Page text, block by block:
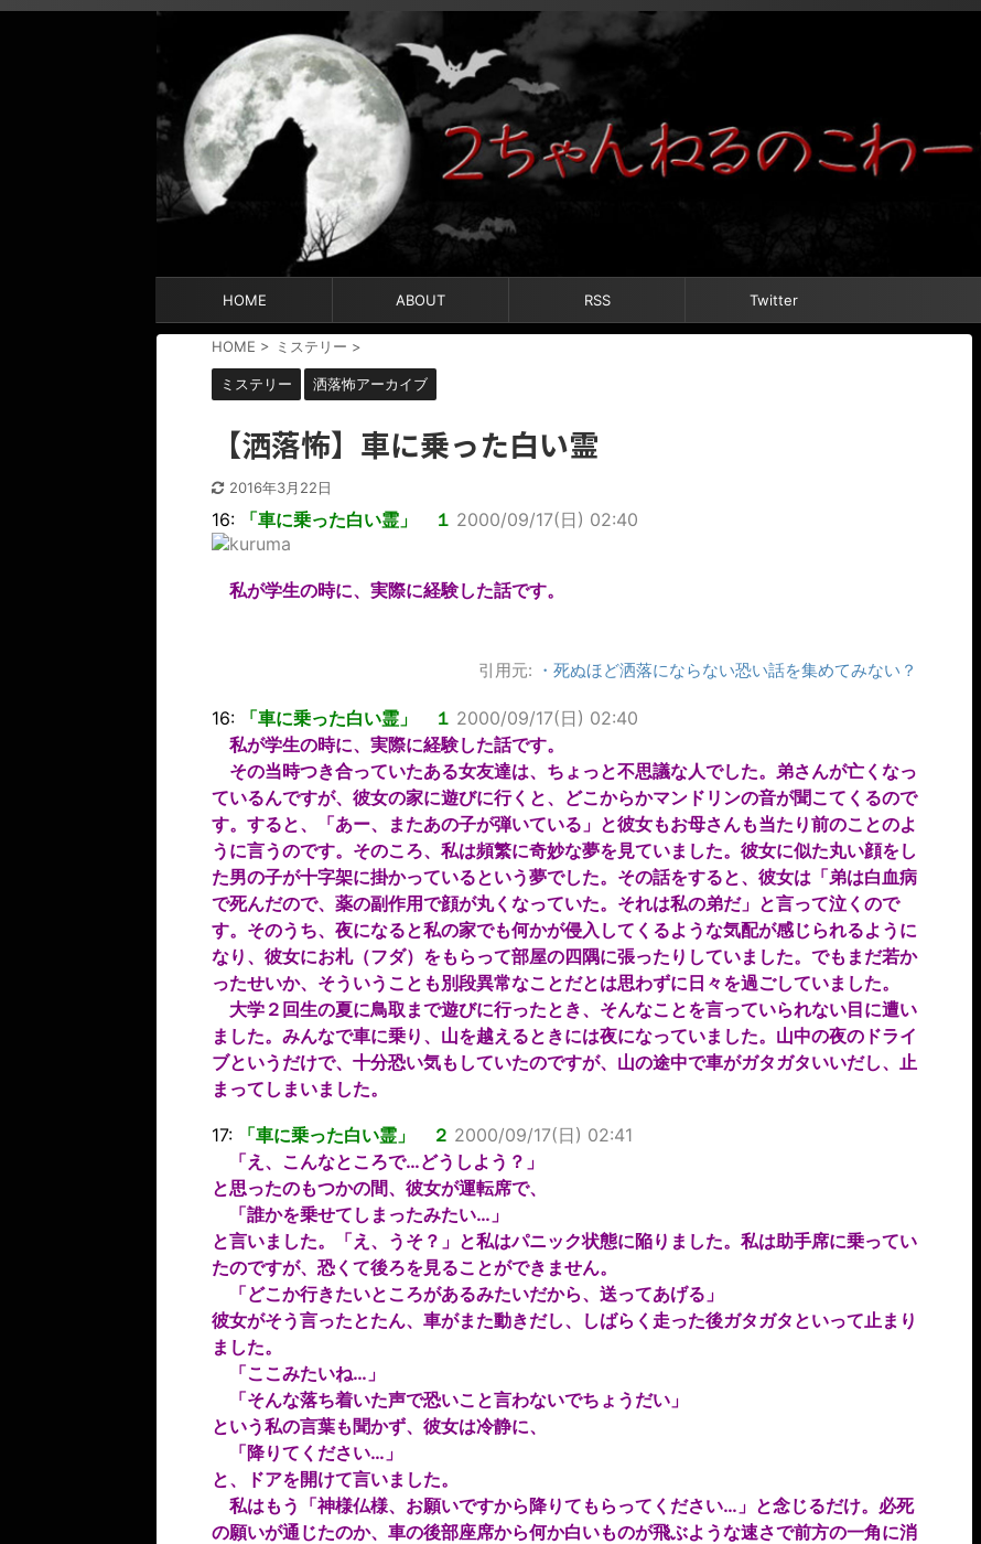
HOME ABOUT RSS Twitter
HOME > ミステリー >
ミステリー 洒落怖アーカイブ
【洒落怖】車に乗った白い霊
2016年3月22日
16: 「車に乗った白い霊」 １ 2000/09/17(日) 02:40
私が学生の時に、実際に経験した話です。
引用元: ・ 死ぬほど洒落にならない恐い話を集めてみない？
16: 「車に乗った白い霊」 １ 2000/09/17(日) 02:40
私が学生の時に、実際に経験した話です。
その当時つき合っていたある女友達は、ちょっと不思議な人でした。弟さんが亡くなっ
ているんですが、彼女の家に遊びに行くと、どこからかマンドリンの音が聞こてくるので
す。すると、「あー、またあの子が弾いている」と彼女もお母さんも当たり前のことのよ
うに言うのです。そのころ、私は頻繁に奇妙な夢を見ていました。彼女に似た丸い顔をし
た男の子が十字架に掛かっているという夢でした。その話をすると、彼女は「弟は白血病
で死んだので、薬の副作用で顔が丸くなっていた。それは私の弟だ」と言って泣くので
す。そのうち、夜になると私の家でも何かが侵入してくるような気配が感じられるように
なり、彼女にお札（フダ）をもらって部屋の四隅に張ったりしていました。でもまだ若か
ったせいか、そういうことも別段異常なことだとは思わずに日々を過ごしていました。
大学２回生の夏に鳥取まで遊びに行ったとき、そんなことを言っていられない目に遭い
ました。みんなで車に乗り、山を越えるときには夜になっていました。山中の夜のドライ
ブというだけで、十分恐い気もしていたのですが、山の途中で車がガタガタいいだし、止
まってしまいました。
17: 「車に乗った白い霊」 ２ 2000/09/17(日) 02:41
「え、こんなところで…どうしよう？」
と思ったのもつかの間、彼女が運転席で、
「誰かを乗せてしまったみたい…」
と言いました。「え、うそ？」と私はパニック状態に陥りました。私は助手席に乗ってい
たのですが、恐くて後ろを見ることができません。
「どこか行きたいところがあるみたいだから、送ってあげる」
彼女がそう言ったとたん、車がまた動きだし、しばらく走った後ガタガタといって止まり
ました。
「ここみたいね…」
「そんな落ち着いた声で恐いこと言わないでちょうだい」
という私の言葉も聞かず、彼女は冷静に、
「降りてください…」
と、ドアを開けて言いました。
私はもう「神様仏様、お願いですから降りてもらってください…」と念じるだけ。必死
の願いが通じたのか、車の後部座席から何か白いものが飛ぶような速さで前方の一角に消